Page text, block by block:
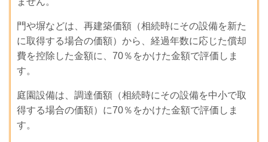
門や塀などは、再建築価額（相続時にその設備を新た
に取得する場合の価額）から、経過年数に応じた償却
費を控除した金額に、70％をかけた金額で評価しま
す。
庭園設備は、調達価額（相続時にその設備を中小で取
得する場合の価額）に70％をかけた金額で評価しま
す。